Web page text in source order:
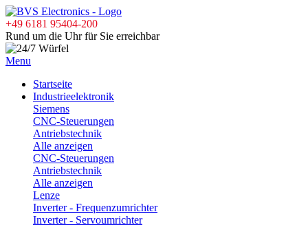
+49 6181 95404-200
Rund um die Uhr für Sie erreichbar
Menu
Startseite
Industrieelektronik
Siemens
CNC-Steuerungen
Antriebstechnik
Alle anzeigen
CNC-Steuerungen
Antriebstechnik
Alle anzeigen
Lenze
Inverter - Frequenzumrichter
Inverter - Servoumrichter